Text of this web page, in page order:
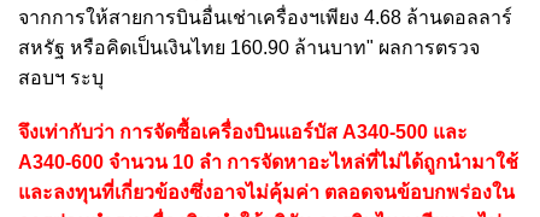
จากการให้สายการบินอื่นเช่าเครื่องฯเพียง 4.68 ล้านดอลลาร์
สหรัฐ หรือคิดเป็นเงินไทย 160.90 ล้านบาท" ผลการตรวจ
สอบฯ ระบุ
จึงเท่ากับว่า การจัดซื้อเครื่องบินแอร์บัส A340-500 และ
A340-600 จำนวน 10 ลำ การจัดหาอะไหล่ที่ไม่ได้ถูกนำมาใช้
และลงทุนที่เกี่ยวข้องซึ่งอาจไม่คุ้มค่า ตลอดจนข้อบกพร่องใน